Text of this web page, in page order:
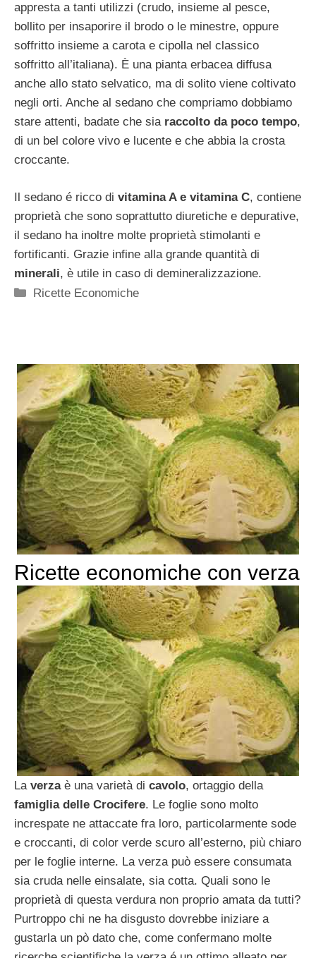
appresta a tanti utilizzi (crudo, insieme al pesce,
bollito per insaporire il brodo o le minestre, oppure
soffritto insieme a carota e cipolla nel classico
soffritto all’italiana). È una pianta erbacea diffusa
anche allo stato selvatico, ma di solito viene coltivato
negli orti. Anche al sedano che compriamo dobbiamo
stare attenti, badate che sia raccolto da poco tempo,
di un bel colore vivo e lucente e che abbia la crosta
croccante.
Il sedano é ricco di vitamina A e vitamina C, contiene
proprietà che sono soprattutto diuretiche e depurative,
il sedano ha inoltre molte proprietà stimolanti e
fortificanti. Grazie infine alla grande quantità di
minerali, è utile in caso di demineralizzazione.
Categorie
Ricette Economiche
Ricette economiche con verza
La verzaè una varietà di cavolo, ortaggio della
famiglia delle Crocifere. Le foglie sono molto
increspate ne attaccate fra loro, particolarmente sode
e croccanti, di color verde scuro all’esterno, più chiaro
per le foglie interne. La verza può essere consumata
sia cruda nelle einsalate, sia cotta. Quali sono le
proprietà di questa verdura non proprio amata da tutti?
Purtroppo chi ne ha disgusto dovrebbe iniziare a
gustarla un pò dato che, come confermano molte